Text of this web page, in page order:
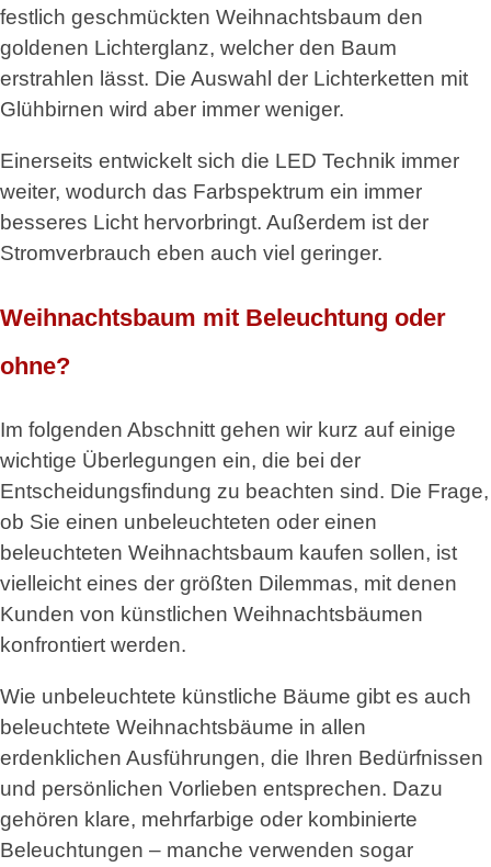
festlich geschmückten Weihnachtsbaum den
goldenen Lichterglanz, welcher den Baum
erstrahlen lässt. Die Auswahl der Lichterketten mit
Glühbirnen wird aber immer weniger.
Einerseits entwickelt sich die LED Technik immer
weiter, wodurch das Farbspektrum ein immer
besseres Licht hervorbringt. Außerdem ist der
Stromverbrauch eben auch viel geringer.
Weihnachtsbaum mit Beleuchtung oder
ohne?
Im folgenden Abschnitt gehen wir kurz auf einige
wichtige Überlegungen ein, die bei der
Entscheidungsfindung zu beachten sind. Die Frage,
ob Sie einen unbeleuchteten oder einen
beleuchteten Weihnachtsbaum kaufen sollen, ist
vielleicht eines der größten Dilemmas, mit denen
Kunden von künstlichen Weihnachtsbäumen
konfrontiert werden.
Wie unbeleuchtete künstliche Bäume gibt es auch
beleuchtete Weihnachtsbäume in allen
erdenklichen Ausführungen, die Ihren Bedürfnissen
und persönlichen Vorlieben entsprechen. Dazu
gehören klare, mehrfarbige oder kombinierte
Beleuchtungen – manche verwenden sogar